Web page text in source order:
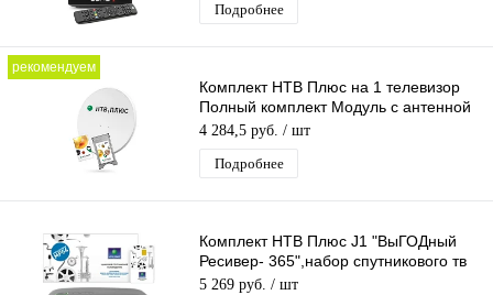
Подробнее
рекомендуем
Комплект НТВ Плюс на 1 телевизор
Полный комплект Модуль с антенной
Запад
4 284,5 руб. / шт
Подробнее
Комплект НТВ Плюс J1 "ВыГОДный
Ресивер- 365",набор спутникового тв
для просмотра каналов 1 год
5 269 руб. / шт